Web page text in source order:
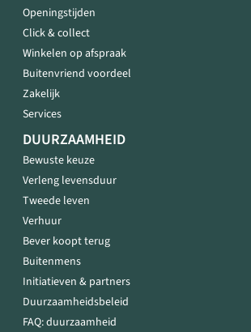
Openingstijden
Click & collect
Winkelen op afspraak
Buitenvriend voordeel
Zakelijk
Services
DUURZAAMHEID
Bewuste keuze
Verleng levensduur
Tweede leven
Verhuur
Bever koopt terug
Buitenmens
Initiatieven & partners
Duurzaamheidsbeleid
FAQ: duurzaamheid